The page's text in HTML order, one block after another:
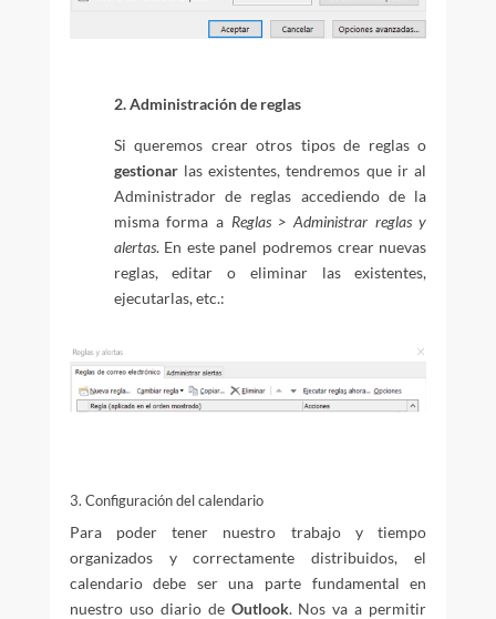
2. Administración de reglas
Si queremos crear otros tipos de reglas o
gestionarlas existentes, tendremos que ir al
Administrador de reglas accediendo de la
misma forma a Reglas > Administrar reglas y
alertas. En este panel podremos crear nuevas
reglas, editar o eliminar las existentes,
ejecutarlas, etc.:
3. Configuración del calendario
Para poder tener nuestro trabajo y tiempo
organizados y correctamente distribuidos, el
calendario debe ser una parte fundamental en
nuestro uso diario de Outlook. Nos va a permitir